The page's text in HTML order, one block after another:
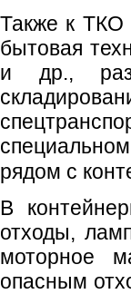
Также к ТКО
бытовая
и др.,
рядом с
В
отходы,
моторное
опасным